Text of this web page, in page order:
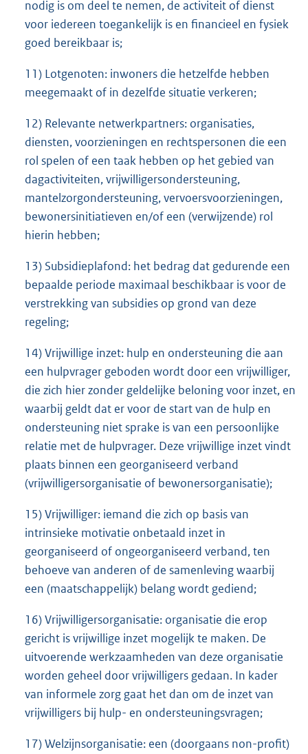
nodig is om deel te nemen, de activiteit of dienst
voor iedereen toegankelijk is en financieel en fysiek
goed bereikbaar is;
11) Lotgenoten: inwoners die hetzelfde hebben
meegemaakt of in dezelfde situatie verkeren;
12) Relevante netwerkpartners: organisaties,
diensten, voorzieningen en rechtspersonen die een
rol spelen of een taak hebben op het gebied van
dagactiviteiten, vrijwilligersondersteuning,
mantelzorgondersteuning, vervoersvoorzieningen,
bewonersinitiatieven en/of een (verwijzende) rol
hierin hebben;
13) Subsidieplafond: het bedrag dat gedurende een
bepaalde periode maximaal beschikbaar is voor de
verstrekking van subsidies op grond van deze
regeling;
14) Vrijwillige inzet: hulp en ondersteuning die aan
een hulpvrager geboden wordt door een vrijwilliger,
die zich hier zonder geldelijke beloning voor inzet, en
waarbij geldt dat er voor de start van de hulp en
ondersteuning niet sprake is van een persoonlijke
relatie met de hulpvrager. Deze vrijwillige inzet vindt
plaats binnen een georganiseerd verband
(vrijwilligersorganisatie of bewonersorganisatie);
15) Vrijwilliger: iemand die zich op basis van
intrinsieke motivatie onbetaald inzet in
georganiseerd of ongeorganiseerd verband, ten
behoeve van anderen of de samenleving waarbij
een (maatschappelijk) belang wordt gediend;
16) Vrijwilligersorganisatie: organisatie die erop
gericht is vrijwillige inzet mogelijk te maken. De
uitvoerende werkzaamheden van deze organisatie
worden geheel door vrijwilligers gedaan. In kader
van informele zorg gaat het dan om de inzet van
vrijwilligers bij hulp- en ondersteuningsvragen;
17) Welzijnsorganisatie: een (doorgaans non-profit)